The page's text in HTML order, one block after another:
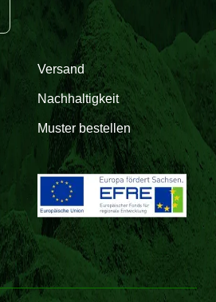
Versand
Nachhaltigkeit
Muster bestellen